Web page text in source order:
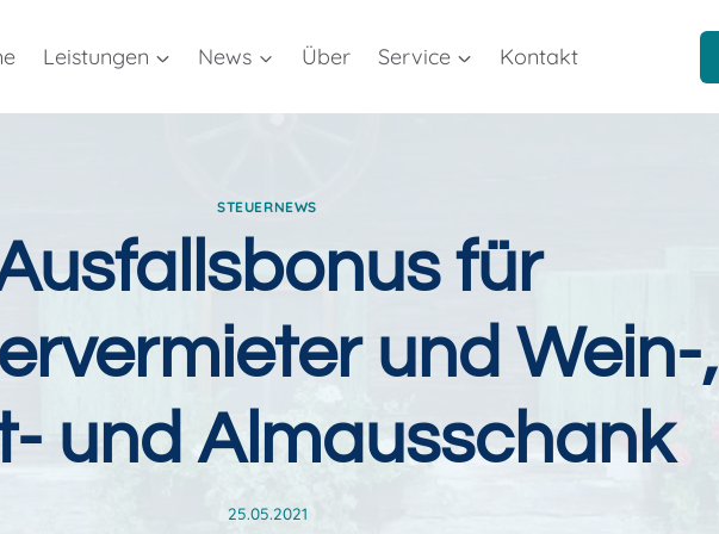
Leistungen News Über Service Kontakt
STEUERNEWS
für
und Wein-,
und Almausschank
25.05.2021